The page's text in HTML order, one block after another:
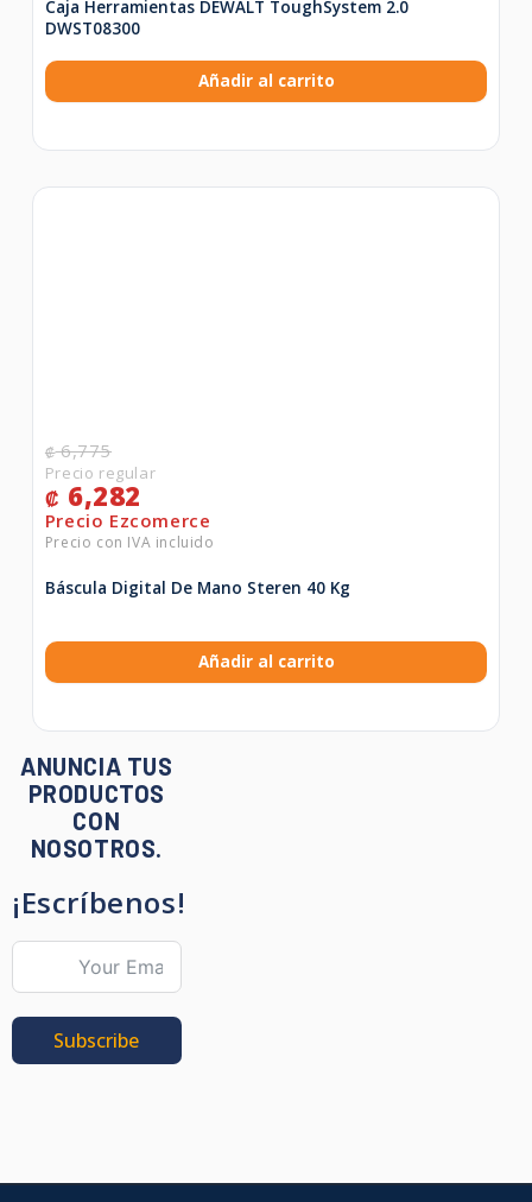
Caja Herramientas DEWALT ToughSystem 2.0
DWST08300
Añadir al carrito
₡6,775
₡ 6,282
Báscula Digital De Mano Steren 40 Kg
Añadir al carrito
ANUNCIA TUS
PRODUCTOS
CON
NOSOTROS.
¡Escríbenos!
Subscribe